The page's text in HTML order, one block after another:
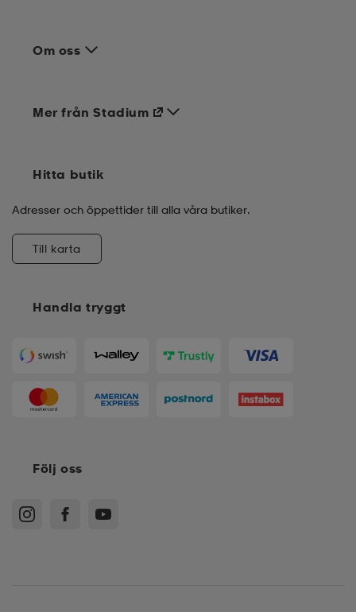
Om oss
Handla tryggt
Mer från Stadium
Hitta butik
Adresser och öppettider till alla våra butiker.
Till karta
Följ oss